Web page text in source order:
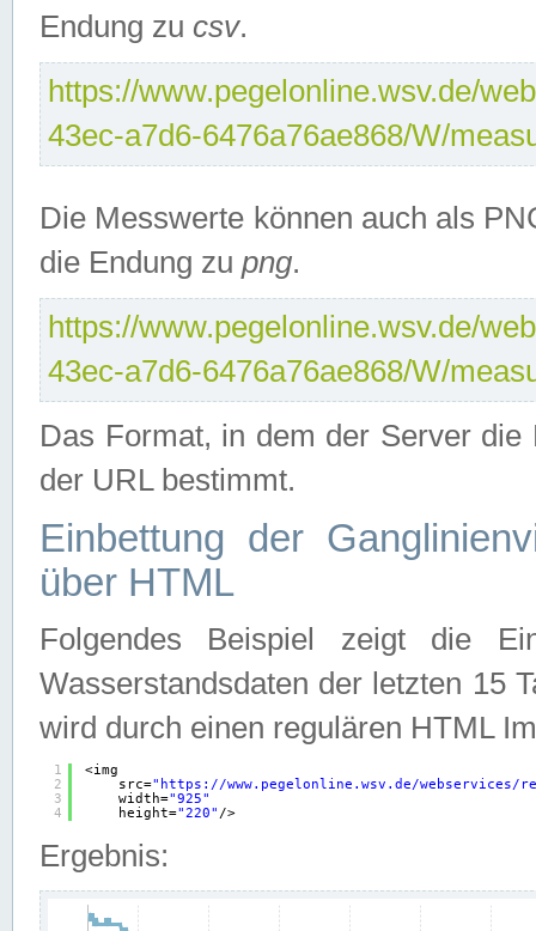
Endung zu csv.
https://www.pegelonline.wsv.de/
43ec-a7d6-6476a76ae868/W/
Die Messwerte können auch als
die Endung zu png.
https://www.pegelonline.wsv.de/
43ec-a7d6-6476a76ae868/W/
Das Format, in dem der Server
der URL bestimmt.
Einbettung der
über HTML
Folgendes Beispiel zeigt die
Wasserstandsdaten der letzten 15
wird durch einen regulären HTML
1
2
3
4
<img
src=" https://www.pegelonline.wsv.de/webservices/
width="925"
height="220" />
Ergebnis: